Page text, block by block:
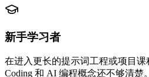
新手学习者
在进入更长的提示词工程或项目
Coding 和 AI 编程概念还不够清楚。